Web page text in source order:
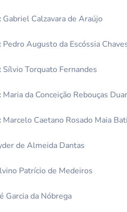
Gabriel Calzavara de Araújo
Pedro Augusto da Escóssia
Sílvio Torquato Fernandes
Maria da Conceição Rebouças
Marcelo Caetano Rosado Maia
de Almeida Dantas
Patrício de Medeiros
Garcia da Nóbrega